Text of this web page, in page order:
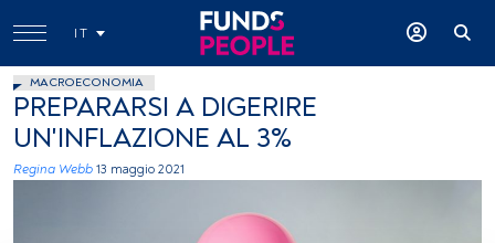
IT
MACROECONOMIA
PREPARARSI A DIGERIRE
UN'INFLAZIONE AL 3%
Regina Webb 13 maggio 2021